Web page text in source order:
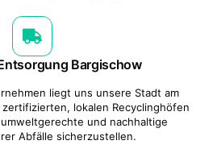
Bargischow
liegt uns unsere Stadt am
lokalen Recyclinghöfen
und nachhaltige
Abfälle sicherzustellen.